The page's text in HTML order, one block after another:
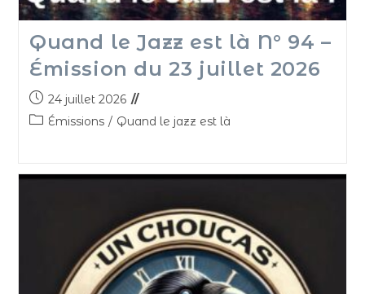
Quand le Jazz est là N° 94 –
Émission du 23 juillet 2026
24 juillet 2026
Émissions / Quand le jazz est là